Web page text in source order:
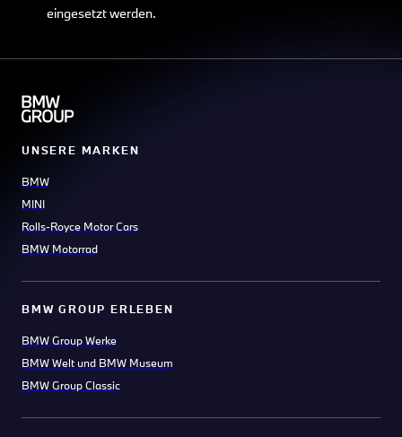
eingesetzt werden.
UNSERE MARKEN
BMW
MINI
Rolls-Royce Motor Cars
BMW Motorrad
BMW GROUP ERLEBEN
BMW Group Werke
BMW Welt und BMW Museum
BMW Group Classic